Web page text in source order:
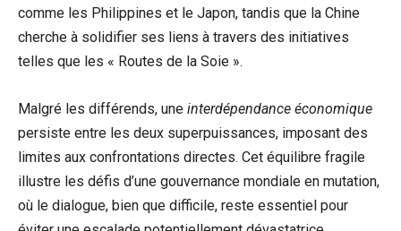
comme les Philippines et le Japon, tandis que la Chine
cherche à solidifier ses liens à travers des initiatives
telles que les « Routes de la Soie ».
Malgré les différends, une interdépendance économique
persiste entre les deux superpuissances, imposant des
limites aux confrontations directes. Cet équilibre fragile
illustre les défis d’une gouvernance mondiale en mutation,
où le dialogue, bien que difficile, reste essentiel pour